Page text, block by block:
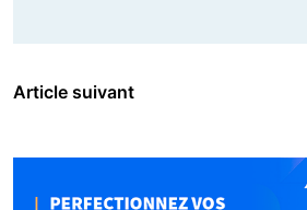
Article suivant